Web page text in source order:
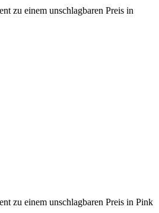
zu einem unschlagbaren Preis in
zu einem unschlagbaren Preis in Pink